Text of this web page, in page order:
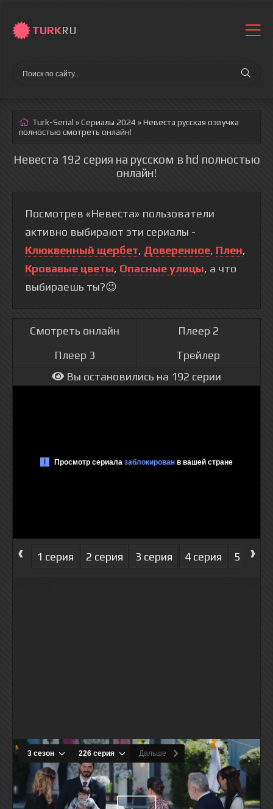
TURKRU
Turk-Serial »Сериалы 2024 » Невеста русская озвучка
полностью смотреть онлайн!
Невеста 192 серия на русском в hd полностью
онлайн!
Посмотрев «Невеста» пользователи
активно выбирают эти сериалы -
Клюквенный щербет, Доверенное, Плен,
Кровавые цветы, Опасные улицы, а что
выбираешь ты?😉
Смотреть онлайн
Плеер 2
Плеер 3
Трейлер
Вы остановились на 192 серии
‹ 1 серия 2 серия 3 серия 4 серия 5 серия
›